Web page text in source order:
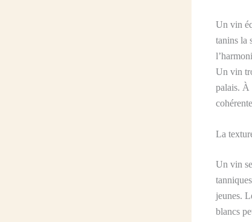
Un vin
tanins la
Un vin
palais. À
La
Un vin
jeunes.
blancs